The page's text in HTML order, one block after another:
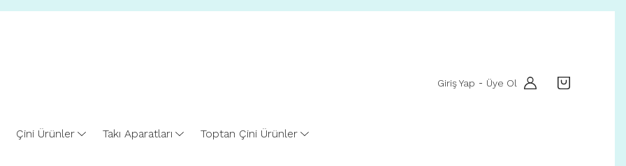
Giriş Yap - Üye Ol
Çini Ürünler Takı Aparatları Toptan Çini Ürünler